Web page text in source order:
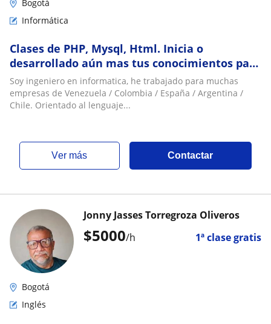
Bogotá
Informática
Clases de PHP, Mysql, Html. Inicia o
desarrollado aún mas tus conocimientos para
un empleo en desarrollo de software
Soy ingeniero en informatica, he trabajado para muchas
empresas de Venezuela / Colombia / España / Argentina /
Chile. Orientado al lenguaje...
ver más Contactar
$5000/h 1ª clase gratis
Jonny Jasses Torregroza Oliveros
Bogotá
Inglés